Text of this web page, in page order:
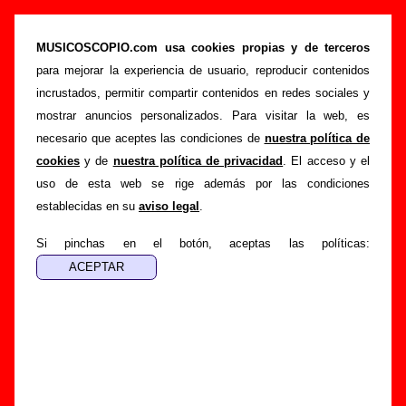
MUSICOSCOPIO.com usa cookies propias y de terceros
para mejorar la experiencia de usuario, reproducir contenidos
incrustados, permitir compartir contenidos en redes sociales y
mostrar anuncios personalizados. Para visitar la web, es
necesario que aceptes las condiciones de nuestra política de
cookies y de nuestra política de privacidad . El acceso y el
uso de esta web se rige además por las condiciones
establecidas en su aviso legal .
Si pinchas en el botón, aceptas las políticas:
Niños Mutantes - Añadir o corregir
información
Portada >Niños Mutantes >Añadir
Si tienes información adicional, puedes enviar nueva
información o corregir la existente mediante el siguiente
formulario o escribiendo un e-mail a
guialven@musicoscopio.com
.
Gracias por tu
colaboración.
Nombre